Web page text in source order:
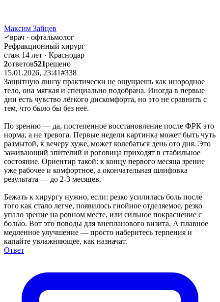
Максим Зайцев
врач · офтальмолог
Рефракционный хирург
стаж 14 лет · Краснодар
2ответов521решено
15.01.2026, 23:41#338
Защитную линзу практически не ощущаешь как инородное
тело, она мягкая и специально подобрана. Иногда в первые
дни есть чувство лёгкого дискомфорта, но это не сравнить с
тем, что было бы без неё.
По зрению — да, постепенное восстановление после ФРК это
норма, а не тревога. Первые недели картинка может быть чуть
размытой, к вечеру хуже, может колебаться день ото дня. Это
заживающий эпителий и роговица приходят в стабильное
состояние. Ориентир такой: к концу первого месяца зрение
уже рабочее и комфортное, а окончательная шлифовка
результата — до 2-3 месяцев.
Бежать к хирургу нужно, если: резко усилилась боль после
того как стало легче, появилось гнойное отделяемое, резко
упало зрение на ровном месте, или сильное покраснение с
болью. Вот это поводы для внепланового визита. А плавное
медленное улучшение — просто наберитесь терпения и
капайте увлажняющее, как назначат.
Ответ